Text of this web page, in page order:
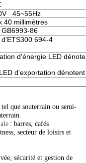
45~55Hz
40 millimètres
86
694-4
d'énergie LED
d'exportation dénotent
que souterrain ou semi-
: barres, cafés
secteur de loisirs et
sécurité et gestion de